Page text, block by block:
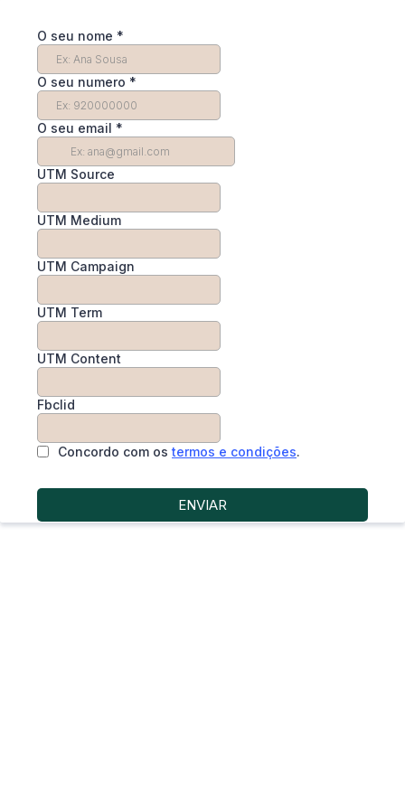
O seu nome *
O seu numero *
O seu email *
UTM Source
UTM Medium
UTM Campaign
UTM Term
UTM Content
Fbclid
Concordo com os termos e condições.
ENVIAR